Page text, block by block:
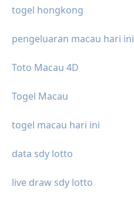
togel hongkong
pengeluaran macau hari ini
Toto Macau 4D
Togel Macau
togel macau hari ini
data sdy lotto
live draw sdy lotto